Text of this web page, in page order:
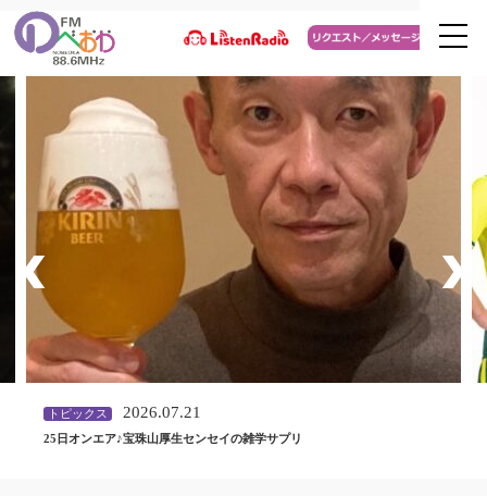
トピックス 2026.07.21
25日オンエア♪宝珠山厚生センセイの雑学サプリ